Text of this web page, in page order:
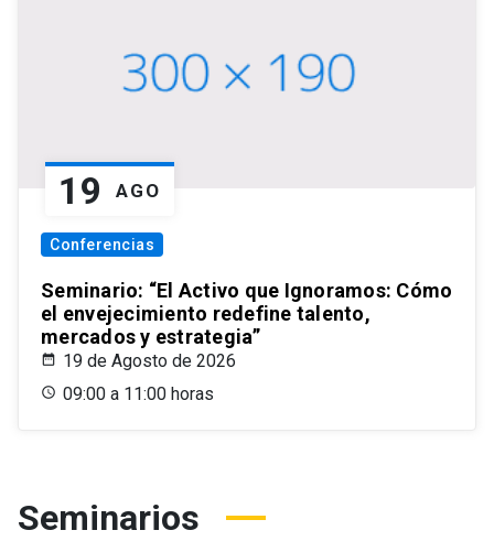
19 AGO
Conferencias
Seminario: “El Activo que Ignoramos: Cómo
el envejecimiento redefine talento,
mercados y estrategia”
19 de Agosto de 2026
09:00 a 11:00 horas
Seminarios